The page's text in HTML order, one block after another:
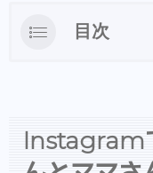
目次
ココマムシ
Instagram